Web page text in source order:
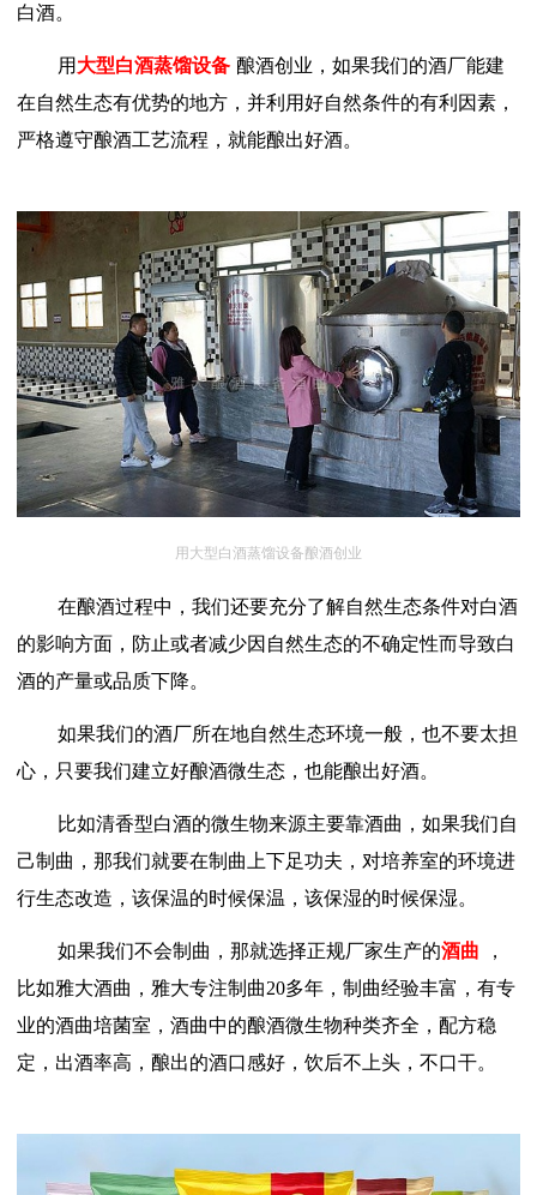
白酒。
用 大型白酒蒸馏设备 酿酒创业，如果我们的酒厂能建
在自然生态有优势的地方，并利用好自然条件的有利因素，
严格遵守酿酒工艺流程，就能酿出好酒。
用大型白酒蒸馏设备酿酒创业
在酿酒过程中，我们还要充分了解自然生态条件对白酒
的影响方面，防止或者减少因自然生态的不确定性而导致白
酒的产量或品质下降。
如果我们的酒厂所在地自然生态环境一般，也不要太担
心，只要我们建立好酿酒微生态，也能酿出好酒。
比如清香型白酒的微生物来源主要靠酒曲，如果我们自
己制曲，那我们就要在制曲上下足功夫，对培养室的环境进
行生态改造，该保温的时候保温，该保湿的时候保湿。
如果我们不会制曲，那就选择正规厂家生产的酒曲
，
比如雅大酒曲，雅大专注制曲20多年，制曲经验丰富，有专
业的酒曲培菌室，酒曲中的酿酒微生物种类齐全，配方稳
定，出酒率高，酿出的酒口感好，饮后不上头，不口干。